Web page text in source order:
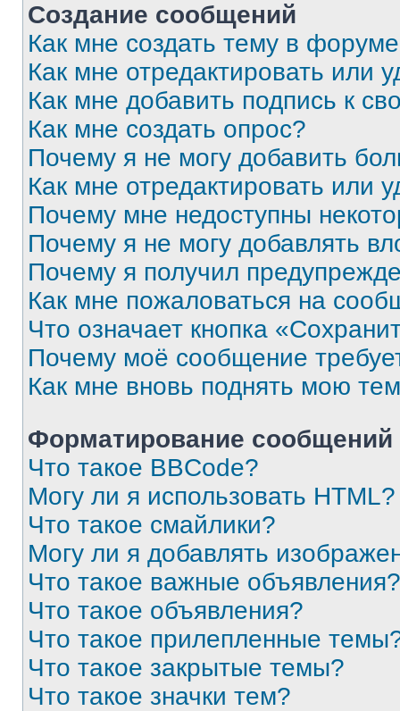
Создание сообщений
Как мне создать тему в
Как мне отредактировать или
Как мне добавить подпись к
Как мне создать опрос?
Почему я не могу добавить
Как мне отредактировать или
Почему мне недоступны
Почему я не могу добавлять
Почему я получил
Как мне пожаловаться на
Что означает кнопка
Почему моё сообщение
Как мне вновь поднять мою
Форматирование
Что такое BBCode?
Могу ли я использовать HTML?
Что такое смайлики?
Могу ли я добавлять
Что такое важные объявления?
Что такое объявления?
Что такое прилепленные
Что такое закрытые темы?
Что такое значки тем?